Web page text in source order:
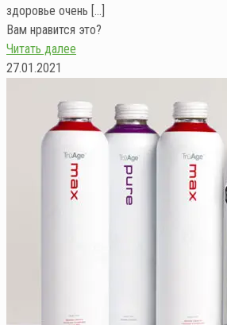
здоровье очень […]
Вам нравится это?
Читать далее
27.01.2021